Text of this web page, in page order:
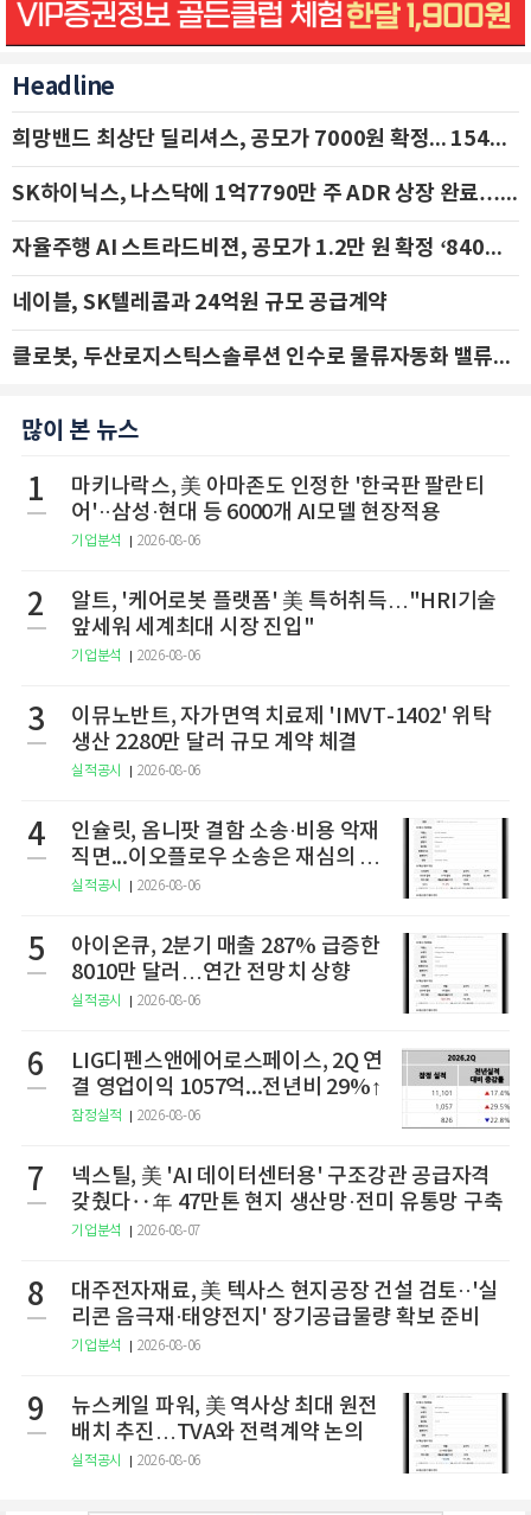
Headline
희망밴드 최상단 딜리셔스, 공모가 7000원 확정... 154억 규모 IPO 돌입
SK하이닉스, 나스닥에 1억7790만 주 ADR 상장 완료…29일 국내 추가 상장
자율주행 AI 스트라드비젼, 공모가 1.2만 원 확정 ‘840억 수혈’
네이블, SK텔레콤과 24억원 규모 공급계약
클로봇, 두산로지스틱스솔루션 인수로 물류자동화 밸류체인 확장 추진 - IBK투자증권
많이 본 뉴스
1
마키나락스, 美 아마존도 인정한 '한국판 팔란티
어'··삼성·현대 등 6000개 AI모델 현장적용
기업분석 2026-08-06
2
알트, '케어로봇 플랫폼' 美 특허취득…"HRI기술
앞세워 세계최대 시장 진입"
기업분석 2026-08-06
3
이뮤노반트, 자가면역 치료제 'IMVT-1402' 위탁
생산 2280만 달러 규모 계약 체결
실적공시 2026-08-06
4
인슐릿, 옴니팟 결함 소송·비용 악재
직면...이오플로우 소송은 재심의 청
구
실적공시 2026-08-06
5
아이온큐, 2분기 매출 287% 급증한
8010만 달러…연간 전망치 상향
실적공시 2026-08-06
6
LIG디펜스앤에어로스페이스, 2Q 연
결 영업이익 1057억...전년비 29%↑
잠정실적 2026-08-06
7
넥스틸, 美 'AI 데이터센터용' 구조강관 공급자격
갖췄다‥年 47만톤 현지 생산망·전미 유통망 구축
기업분석 2026-08-07
8
대주전자재료, 美 텍사스 현지공장 건설 검토··'실
리콘 음극재·태양전지' 장기공급물량 확보 준비
기업분석 2026-08-06
9
뉴스케일 파워, 美 역사상 최대 원전
배치 추진…TVA와 전력계약 논의
실적공시 2026-08-06